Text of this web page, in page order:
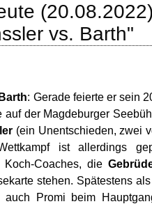
vs. Barth"
: Gerade feierte er sein
auf der Magdeburger
(ein Unentschieden, zwei
ist allerdings
Koch-Coaches, die
stehen. Spätestens
Promi beim